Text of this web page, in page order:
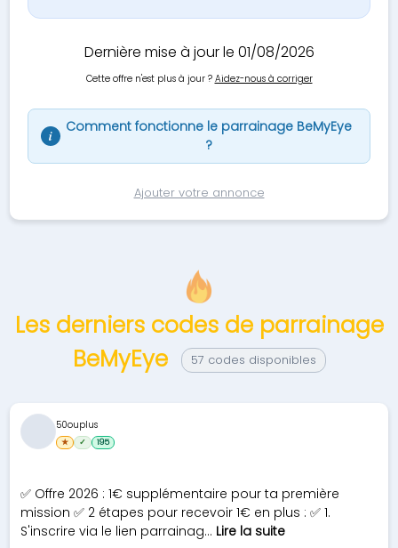
Dernière mise à jour le 01/08/2026
Cette offre n'est plus à jour ? Aidez-nous à corriger
i
Comment fonctionne le parrainage BeMyEye
?
Ajouter votre annonce
Les derniers codes de parrainage
BeMyEye
57 codes disponibles
✅ Offre 2026 : 1€ supplémentaire pour ta première
mission ✅ 2 étapes pour recevoir 1€ en plus : ✅ 1.
S'inscrire via le lien parrainag... Lire la suite
50ouplus
★ ✓ 195